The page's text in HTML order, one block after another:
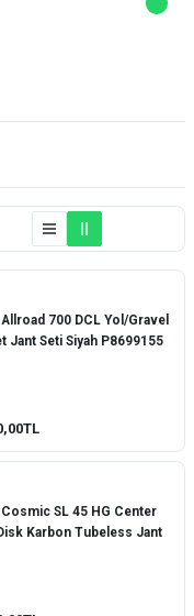
700 DCL Yol/Gravel
Jant Seti Siyah P8699155
SL 45 HG Center
Karbon Tubeless Jant